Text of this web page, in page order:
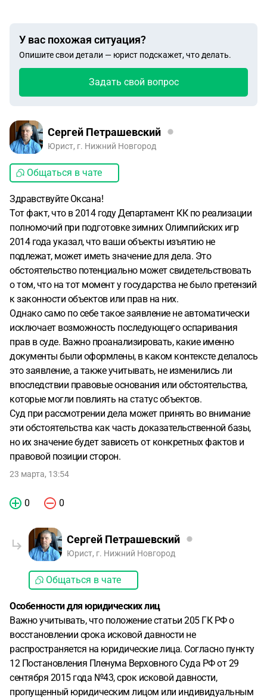
У вас похожая ситуация?
Опишите свои детали — юрист подскажет, что делать.
Задать свой вопрос
Сергей Петрашевский
Юрист, г. Нижний Новгород
Общаться в чате
Здравствуйте Оксана!
Тот факт, что в 2014 году Департамент КК по реализации
полномочий при подготовке зимних Олимпийских игр
2014 года указал, что ваши объекты изъятию не
подлежат, может иметь значение для дела. Это
обстоятельство потенциально может свидетельствовать
о том, что на тот момент у государства не было претензий
к законности объектов или прав на них.
Однако само по себе такое заявление не автоматически
исключает возможность последующего оспаривания
прав в суде. Важно проанализировать, какие именно
документы были оформлены, в каком контексте делалось
это заявление, а также учитывать, не изменились ли
впоследствии правовые основания или обстоятельства,
которые могли повлиять на статус объектов.
Суд при рассмотрении дела может принять во внимание
эти обстоятельства как часть доказательственной базы,
но их значение будет зависеть от конкретных фактов и
правовой позиции сторон.
23 марта, 13:54
0 0
Сергей Петрашевский
Юрист, г. Нижний Новгород
Общаться в чате
Особенности для юридических лиц
Важно учитывать, что положение статьи 205 ГК РФ о
восстановлении срока исковой давности не
распространяется на юридические лица. Согласно пункту
12 Постановления Пленума Верховного Суда РФ от 29
сентября 2015 года №43, срок исковой давности,
пропущенный юридическим лицом или индивидуальным